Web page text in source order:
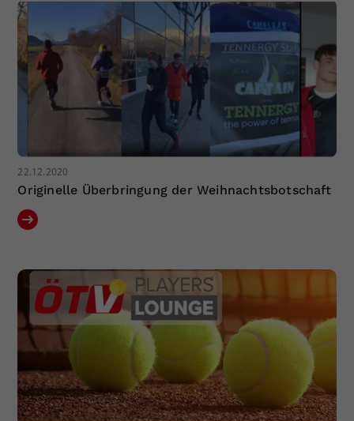
22.12.2020
Originelle Überbringung der Weihnachtsbotschaft